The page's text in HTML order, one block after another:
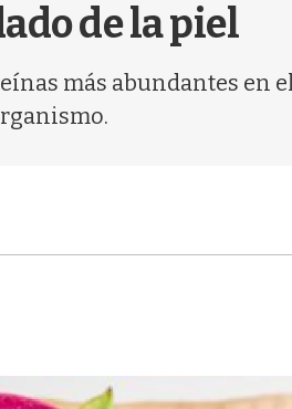
de la piel
más abundantes en